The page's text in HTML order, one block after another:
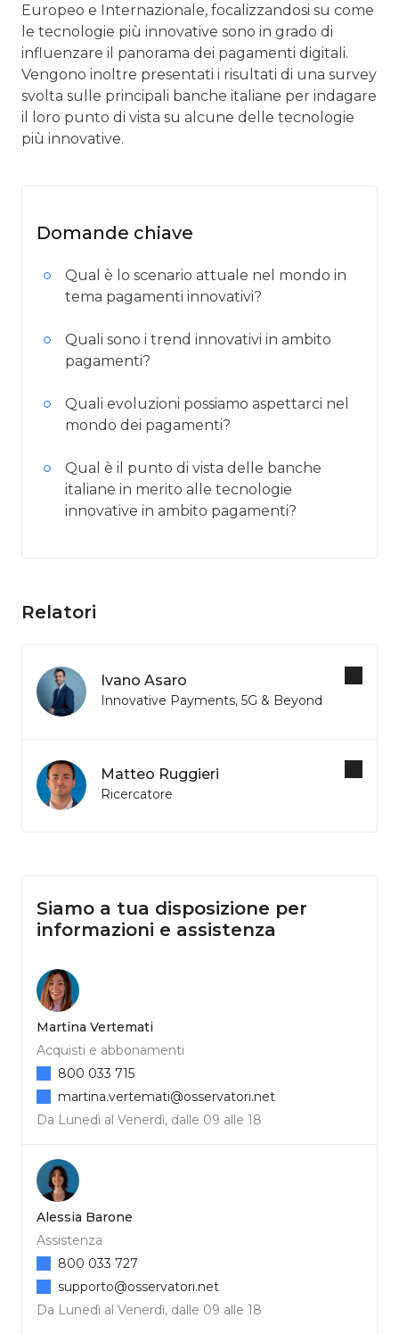
Europeo e Internazionale, focalizzandosi su come
le tecnologie più innovative sono in grado di
influenzare il panorama dei pagamenti digitali.
Vengono inoltre presentati i risultati di una survey
svolta sulle principali banche italiane per indagare
il loro punto di vista su alcune delle tecnologie
più innovative.
Domande chiave
Qual è lo scenario attuale nel mondo in
tema pagamenti innovativi?
Quali sono i trend innovativi in ambito
pagamenti?
Quali evoluzioni possiamo aspettarci nel
mondo dei pagamenti?
Qual è il punto di vista delle banche
italiane in merito alle tecnologie
innovative in ambito pagamenti?
Relatori
Ivano Asaro
Innovative Payments, 5G & Beyond
Matteo Ruggieri
Ricercatore
Siamo a tua disposizione per
informazioni e assistenza
Martina Vertemati
Acquisti e abbonamenti
Da Lunedì al Venerdì, dalle 09 alle 18
800 033 715
martina.vertemati@osservatori.net
Alessia Barone
Assistenza
Da Lunedì al Venerdì, dalle 09 alle 18
800 033 727
supporto@osservatori.net